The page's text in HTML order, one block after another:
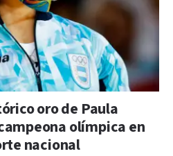
oro de Paula
olímpica en
nacional